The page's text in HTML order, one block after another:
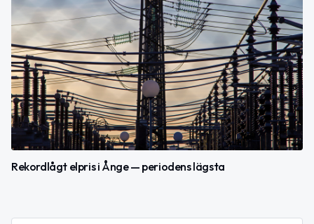
Rekordlågt elpris i Ånge — periodens lägsta